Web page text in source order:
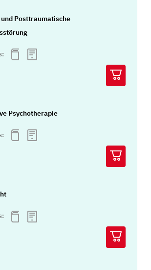
Posttraumatische
Psychotherapie